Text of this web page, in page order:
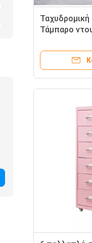
Τάμπαρο
χάλυβα